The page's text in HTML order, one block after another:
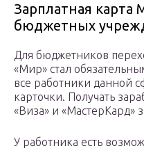
Зарплатная карта
бюджетных
Для бюджетников
«Мир» стал
все работники данной
карточки. Получать
«Виза» и «МастерКард»
У работника есть